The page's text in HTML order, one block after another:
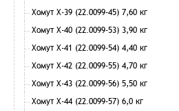
Хомут Х-39 (22.0099-45) 7,60 кг
Хомут Х-40 (22.0099-53) 3,90 кг
Хомут Х-41 (22.0099-54) 4,40 кг
Хомут Х-42 (22.0099-55) 4,70 кг
Хомут Х-43 (22.0099-56) 5,50 кг
Хомут Х-44 (22.0099-57) 6,0 кг